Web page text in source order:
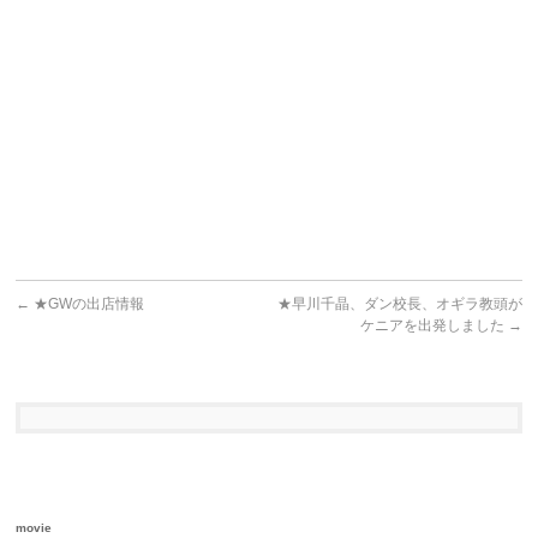
← ★GWの出店情報
★早川千晶、ダン校長、オギラ教頭が
ケニアを出発しました →
movie